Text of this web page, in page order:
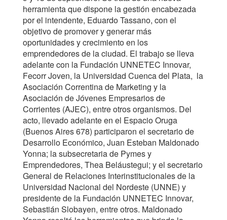
herramienta que dispone la gestión encabezada
por el intendente, Eduardo Tassano, con el
objetivo de promover y generar más
oportunidades y crecimiento en los
emprendedores de la ciudad. El trabajo se lleva
adelante con la Fundación UNNETEC Innovar,
Fecorr Joven, la Universidad Cuenca del Plata, la
Asociación Correntina de Marketing y la
Asociación de Jóvenes Empresarios de
Corrientes (AJEC), entre otros organismos. Del
acto, llevado adelante en el Espacio Oruga
(Buenos Aires 678) participaron el secretario de
Desarrollo Económico, Juan Esteban Maldonado
Yonna; la subsecretaria de Pymes y
Emprendedores, Thea Beláustegui; y el secretario
General de Relaciones Interinstitucionales de la
Universidad Nacional del Nordeste (UNNE) y
presidente de la Fundación UNNETEC Innovar,
Sebastián Slobayen, entre otros. Maldonado